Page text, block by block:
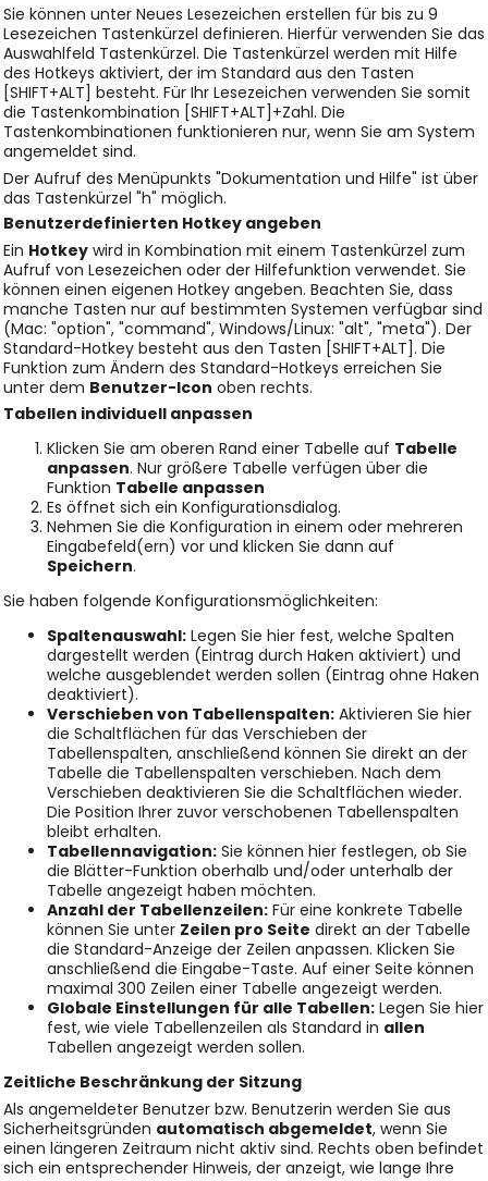
Sie können unter Neues Lesezeichen erstellen für bis zu 9
Lesezeichen Tastenkürzel definieren. Hierfür verwenden Sie das
Auswahlfeld Tastenkürzel. Die Tastenkürzel werden mit Hilfe
des Hotkeys aktiviert, der im Standard aus den Tasten
[SHIFT+ALT] besteht. Für Ihr Lesezeichen verwenden Sie somit
die Tastenkombination [SHIFT+ALT]+Zahl. Die
Tastenkombinationen funktionieren nur, wenn Sie am System
angemeldet sind.
Der Aufruf des Menüpunkts "Dokumentation und Hilfe" ist über
das Tastenkürzel "h" möglich.
Benutzerdefinierten Hotkey angeben
Ein Hotkey wird in Kombination mit einem Tastenkürzel zum
Aufruf von Lesezeichen oder der Hilfefunktion verwendet. Sie
können einen eigenen Hotkey angeben. Beachten Sie, dass
manche Tasten nur auf bestimmten Systemen verfügbar sind
(Mac: "option", "command", Windows/Linux: "alt", "meta"). Der
Standard-Hotkey besteht aus den Tasten [SHIFT+ALT]. Die
Funktion zum Ändern des Standard-Hotkeys erreichen Sie
unter dem Benutzer-Icon oben rechts.
Tabellen individuell anpassen
Klicken Sie am oberen Rand einer Tabelle auf Tabelle
anpassen. Nur größere Tabelle verfügen über die
Funktion Tabelle anpassen
Es öffnet sich ein Konfigurationsdialog.
Nehmen Sie die Konfiguration in einem oder mehreren
Eingabefeld(ern) vor und klicken Sie dann auf
Speichern.
Sie haben folgende Konfigurationsmöglichkeiten:
Spaltenauswahl: Legen Sie hier fest, welche Spalten
dargestellt werden (Eintrag durch Haken aktiviert) und
welche ausgeblendet werden sollen (Eintrag ohne Haken
deaktiviert).
Verschieben von Tabellenspalten: Aktivieren Sie hier
die Schaltflächen für das Verschieben der
Tabellenspalten, anschließend können Sie direkt an der
Tabelle die Tabellenspalten verschieben. Nach dem
Verschieben deaktivieren Sie die Schaltflächen wieder.
Die Position Ihrer zuvor verschobenen Tabellenspalten
bleibt erhalten.
Tabellennavigation: Sie können hier festlegen, ob Sie
die Blätter-Funktion oberhalb und/oder unterhalb der
Tabelle angezeigt haben möchten.
Anzahl der Tabellenzeilen: Für eine konkrete Tabelle
können Sie unter Zeilen pro Seite direkt an der Tabelle
die Standard-Anzeige der Zeilen anpassen. Klicken Sie
anschließend die Eingabe-Taste. Auf einer Seite können
maximal 300 Zeilen einer Tabelle angezeigt werden.
Globale Einstellungen für alle Tabellen: Legen Sie hier
fest, wie viele Tabellenzeilen als Standard in allen
Tabellen angezeigt werden sollen.
Zeitliche Beschränkung der Sitzung
Als angemeldeter Benutzer bzw. Benutzerin werden Sie aus
Sicherheitsgründen automatisch abgemeldet, wenn Sie
einen längeren Zeitraum nicht aktiv sind. Rechts oben befindet
sich ein entsprechender Hinweis, der anzeigt, wie lange Ihre